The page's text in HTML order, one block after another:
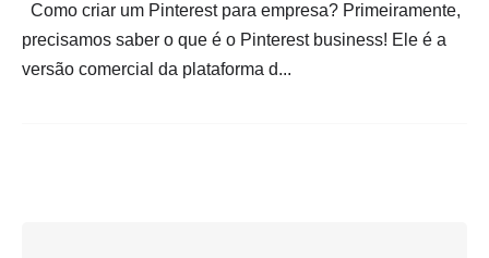
Como criar um Pinterest para empresa? Primeiramente,
precisamos saber o que é o Pinterest business! Ele é a
versão comercial da plataforma d...